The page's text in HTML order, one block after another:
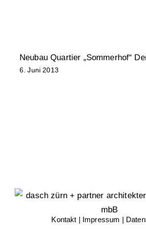
Neubau Quartier „Sommerhof“
6. Juni 2013
Kontakt | Impressum |